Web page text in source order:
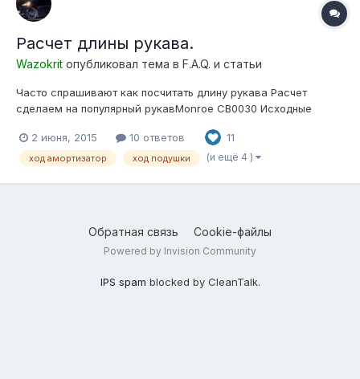
Расчет длины рукава.
Wazokrit опубликовал тема в F.A.Q. и статьи
Часто спрашивают как посчитать длину рукава Расчет
сделаем на популярный рукавMonroe CB0030 Исходные
Толщина рукава --- 2.5мм Ширина опресовочного кольца ---
10мм. ]В статическом положении рукав имеет исходные
2 июня, 2015 10 ответов 11
ход амортизатор ход подушки (и ещё 4 )
Обратная связь Cookie-файлы
Powered by Invision Community
IPS spam blocked by CleanTalk.